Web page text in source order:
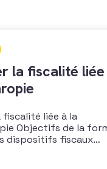
la fiscalité liée
fiscalité liée à la
Objectifs de la
dispositifs fiscaux